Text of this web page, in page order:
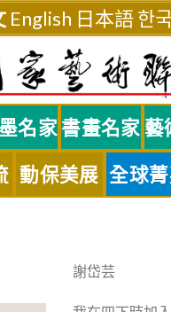
English 日本語한
名家 書畫名家 藝
動保美展 全球
謝岱芸